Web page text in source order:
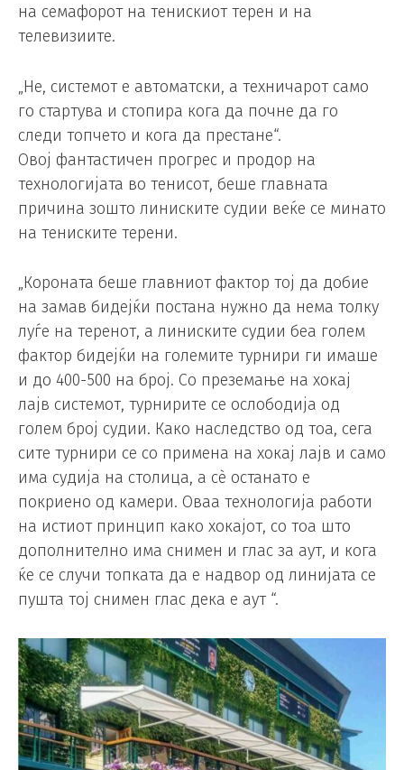
на семафорот на тенискиот терен и на
телевизиите.
„Не, системот е автоматски, а техничарот само
го стартува и стопира кога да почне да го
следи топчето и кога да престане“.
Овој фантастичен прогрес и продор на
технологијата во тенисот, беше главната
причина зошто линиските судии веќе се минато
на тениските терени.
„Короната беше главниот фактор тој да добие
на замав бидејќи постана нужно да нема толку
луѓе на теренот, а линиските судии беа голем
фактор бидејќи на големите турнири ги имаше
и до 400-500 на број. Со преземање на хокај
лајв системот, турнирите се ослободија од
голем број судии. Како наследство од тоа, сега
сите турнири се со примена на хокај лајв и само
има судија на столица, а сè останато е
покриено од камери. Оваа технологија работи
на истиот принцип како хокајот, со тоа што
дополнително има снимен и глас за аут, и кога
ќе се случи топката да е надвор од линијата се
пушта тој снимен глас дека е аут “.